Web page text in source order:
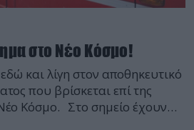
στο Νέο Κόσμο!
και λίγη στον αποθηκευτικό
που βρίσκεται επί της
Κόσμο. Στο σημείο έχουν